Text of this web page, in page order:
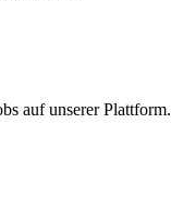
auf unserer Plattform.